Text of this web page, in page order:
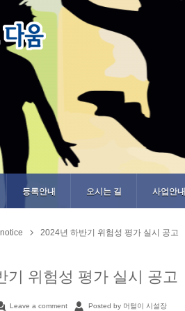
등록안내 오시는 길 사업안내
notice 2024년 하반기 위험성 평가 실시 공고
기 위험성 평가 실시 공고
Leave a comment Posted by 머털이 시설장